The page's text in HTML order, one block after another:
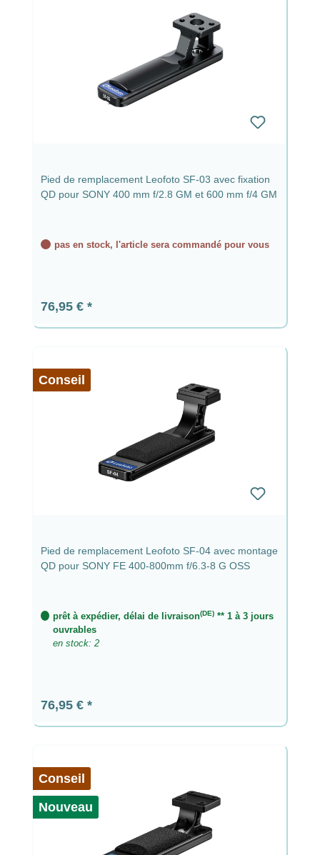
Pied de remplacement Leofoto SF-03 avec fixation
QD pour SONY 400 mm f/2.8 GM et 600 mm f/4 GM
pas en stock, l'article sera commandé pour vous
Prix régulier :
76,95 €
Conseil
Pied de remplacement Leofoto SF-04 avec montage
QD pour SONY FE 400-800mm f/6.3-8 G OSS
prêt à expédier, délai de livraison(DE)** 1 à 3 jours
ouvrables
en stock: 2
Prix régulier :
76,95 €
Conseil
Nouveau